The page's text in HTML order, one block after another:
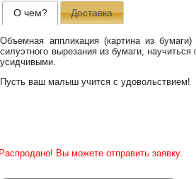
О чем? Доставка
Объемная аппликация (картина из
силуэтного вырезания из бумаги,
усидчивыми.
Пусть ваш малыш учится с удовольствием!
Распродано! Вы можете отправить заявку.